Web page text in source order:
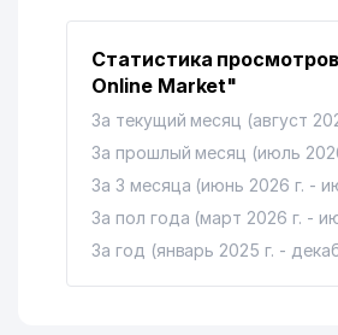
Статистика
Online Market"
За текущий месяц (август
За прошлый месяц (июль
За 3 месяца (июнь 2026 г. -
За пол года (март 2026 г. -
За год (январь 2025 г. -